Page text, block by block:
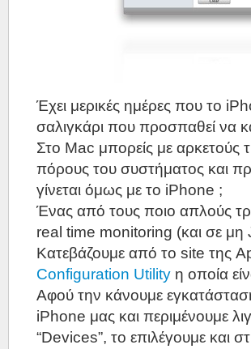
Έχει μερικές ημέρες που το
σαλιγκάρι που προσπαθεί να
Στο Mac μπορείς με αρκετούς
πόρους του συστήματος και
γίνεται όμως με το iPhone ;
Ένας από τους ποιο απλούς
real time monitoring (και σε μη
Κατεβάζουμε από το site της
Configuration Utility η οποία
Αφού την κάνουμε
iPhone μας και περιμένουμε
“Devices”, το επιλέγουμε και